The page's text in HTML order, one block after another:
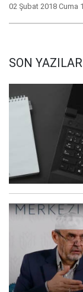
02 Şubat 2018 Cuma
SON YAZILAR